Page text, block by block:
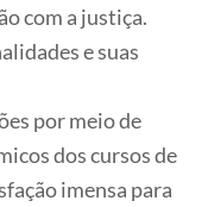
com a justiça.
e suas
por meio de
dos cursos de
imensa para